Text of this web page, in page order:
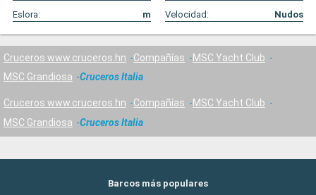
Eslora:
m Velocidad: Nudos
Cruceros www.cruceros.hn Compañías
MSC Yacht Club
MSC Grandiosa
Cruceros Italia
Cruceros www.cruceros.hn Compañías
MSC Yacht Club
MSC Grandiosa
Cruceros Italia
Barcos más populares